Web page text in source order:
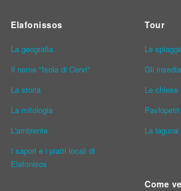
Elafonissos
La geografia
Il nome "Isola di Cervi"
La storia
La mitologia
L'ambiente
I sapori e i piatti locali di
Elafonisos
Tour
Le
Gli
Le chiese
Pavlopetri
La
Come